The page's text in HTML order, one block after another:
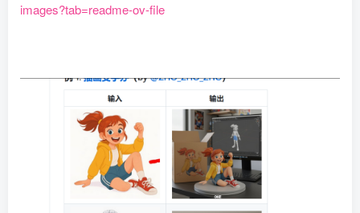
images?tab=readme-ov-file